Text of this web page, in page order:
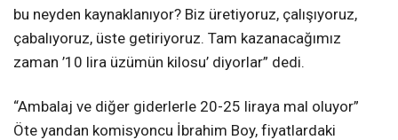
bu neyden kaynaklanıyor? Biz üretiyoruz, çalışıyoruz,
çabalıyoruz, üste getiriyoruz. Tam kazanacağımız
zaman ’10 lira üzümün kilosu’ diyorlar” dedi.
“Ambalaj ve diğer giderlerle 20-25 liraya mal oluyor”
Öte yandan komisyoncu İbrahim Boy, fiyatlardaki